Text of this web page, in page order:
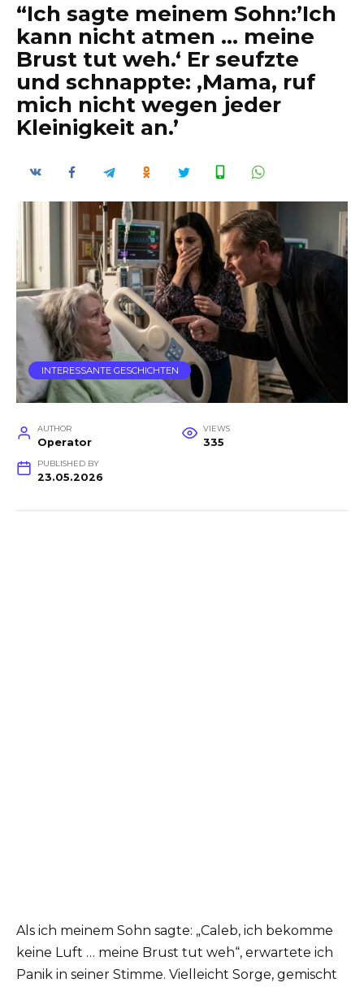
“Ich sagte meinem Sohn:’Ich
kann nicht atmen … meine
Brust tut weh.‘ Er seufzte
und schnappte: ‚Mama, ruf
mich nicht wegen jeder
Kleinigkeit an.’
INTERESSANTE GESCHICHTEN
AUTHOR
Operator
VIEWS
335
PUBLISHED BY
23.05.2026
Als ich meinem Sohn sagte: „Caleb, ich bekomme
keine Luft … meine Brust tut weh“, erwartete ich
Panik in seiner Stimme. Vielleicht Sorge, gemischt